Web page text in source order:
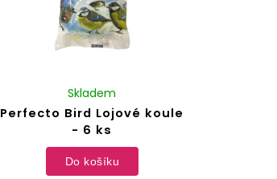
Perfecto Bird Lojové koule
- 6 ks
Skladem
Do košíku